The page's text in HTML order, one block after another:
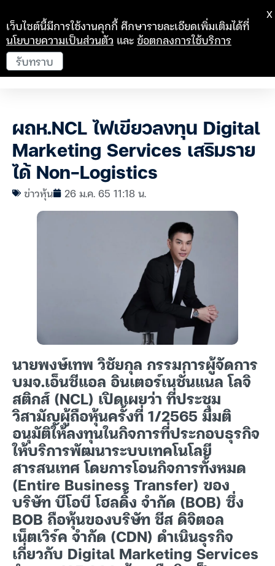
ผถห.NCL ไฟเขียวลงทุน Digital
Marketing Services เสริมราย
ได้ Non-Logistics
ข่าวหุ้น 26 ม.ค. 65 11:18 น.
นายพงษ์เทพ วิชัยกุล กรรมการผู้จัดการ
บมจ.เอ็นซีแอล อินเตอร์เนชั่นแนล โลจิ
สติกส์ (NCL) เปิดเผยว่า ที่ประชุม
วิสามัญผู้ถือหุ้นครั้งที่ 1/2565 มีมติ
อนุมัติให้ลงทุนในกิจการที่ประกอบธุรกิจ
ให้บริการพัฒนาระบบเทคโนโลยี
สารสนเทศ โดยการโอนกิจการทั้งหมด
(Entire Business Transfer) ของ
บริษัท บีโอบี โฮลดิ้ง จำกัด (BOB) ซึ่ง
BOB ถือหุ้นของบริษัท ชีส ดิจิตอล
เน็ตเวิร์ค จำกัด (CDN) ดำเนินธุรกิจ
เกี่ยวกับ Digital Marketing Services
เว็บไซต์นี้มีการใช้งานคุกกี้ ศึกษารายละเอียดเพิ่มเติมได้ที่
นโยบายความเป็นส่วนตัว และข้อตกลงการใช้บริการ
รับทราบ
X